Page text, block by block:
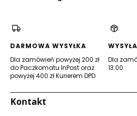
DARMOWA WYSYŁKA
Dla zamówień powyżej 200 zł
do Paczkomatu InPost oraz
powyżej 400 zł Kurierem DPD
Dla
13:00
Kontakt